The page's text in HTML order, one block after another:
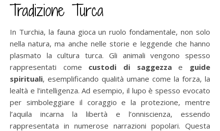
Tradizione Turca
In Turchia, la fauna gioca un ruolo fondamentale, non solo
nella natura, ma anche nelle storie e leggende che hanno
plasmato la cultura turca. Gli animali vengono spesso
rappresentati come custodi di saggezzae guide
spirituali, esemplificando qualità umane come la forza, la
lealtà e l’intelligenza. Ad esempio, il lupo è spesso evocato
per simboleggiare il coraggio e la protezione, mentre
l’aquila incarna la libertà e l’onniscienza, essendo
rappresentata in numerose narrazioni popolari. Questa